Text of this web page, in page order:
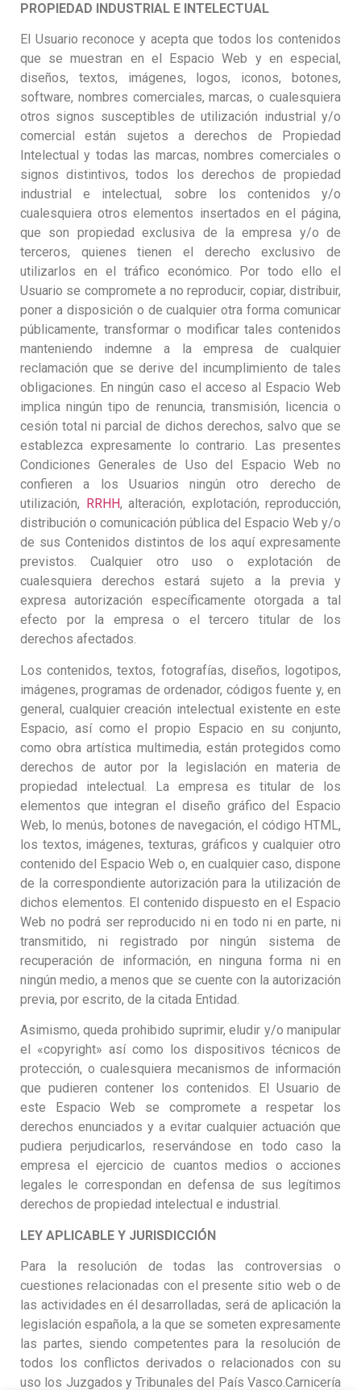
PROPIEDAD INDUSTRIAL E INTELECTUAL
El Usuario reconoce y acepta que todos los contenidos
que se muestran en el Espacio Web y en especial,
diseños, textos, imágenes, logos, iconos, botones,
software, nombres comerciales, marcas, o cualesquiera
otros signos susceptibles de utilización industrial y/o
comercial están sujetos a derechos de Propiedad
Intelectual y todas las marcas, nombres comerciales o
signos distintivos, todos los derechos de propiedad
industrial e intelectual, sobre los contenidos y/o
cualesquiera otros elementos insertados en el página,
que son propiedad exclusiva de la empresa y/o de
terceros, quienes tienen el derecho exclusivo de
utilizarlos en el tráfico económico. Por todo ello el
Usuario se compromete a no reproducir, copiar, distribuir,
poner a disposición o de cualquier otra forma comunicar
públicamente, transformar o modificar tales contenidos
manteniendo indemne a la empresa de cualquier
reclamación que se derive del incumplimiento de tales
obligaciones. En ningún caso el acceso al Espacio Web
implica ningún tipo de renuncia, transmisión, licencia o
cesión total ni parcial de dichos derechos, salvo que se
establezca expresamente lo contrario. Las presentes
Condiciones Generales de Uso del Espacio Web no
confieren a los Usuarios ningún otro derecho de
utilización,
RRHH, alteración, explotación, reproducción,
distribución o comunicación pública del Espacio Web y/o
de sus Contenidos distintos de los aquí expresamente
previstos. Cualquier otro uso o explotación de
cualesquiera derechos estará sujeto a la previa y
expresa autorización específicamente otorgada a tal
efecto por la empresa o el tercero titular de los
derechos afectados.
Los contenidos, textos, fotografías, diseños, logotipos,
imágenes, programas de ordenador, códigos fuente y, en
general, cualquier creación intelectual existente en este
Espacio, así como el propio Espacio en su conjunto,
como obra artística multimedia, están protegidos como
derechos de autor por la legislación en materia de
propiedad intelectual. La empresa es titular de los
elementos que integran el diseño gráfico del Espacio
Web, lo menús, botones de navegación, el código HTML,
los textos, imágenes, texturas, gráficos y cualquier otro
contenido del Espacio Web o, en cualquier caso, dispone
de la correspondiente autorización para la utilización de
dichos elementos. El contenido dispuesto en el Espacio
Web no podrá ser reproducido ni en todo ni en parte, ni
transmitido, ni registrado por ningún sistema de
recuperación de información, en ninguna forma ni en
ningún medio, a menos que se cuente con la autorización
previa, por escrito, de la citada Entidad.
Asimismo, queda prohibido suprimir, eludir y/o manipular
el «copyright» así como los dispositivos técnicos de
protección, o cualesquiera mecanismos de información
que pudieren contener los contenidos. El Usuario de
este Espacio Web se compromete a respetar los
derechos enunciados y a evitar cualquier actuación que
pudiera perjudicarlos, reservándose en todo caso la
empresa el ejercicio de cuantos medios o acciones
legales le correspondan en defensa de sus legítimos
derechos de propiedad intelectual e industrial.
LEY APLICABLE Y JURISDICCIÓN
Para la resolución de todas las controversias o
cuestiones relacionadas con el presente sitio web o de
las actividades en él desarrolladas, será de aplicación la
legislación española, a la que se someten expresamente
las partes, siendo competentes para la resolución de
todos los conflictos derivados o relacionados con su
uso los Juzgados y Tribunales del País Vasco.Carnicería